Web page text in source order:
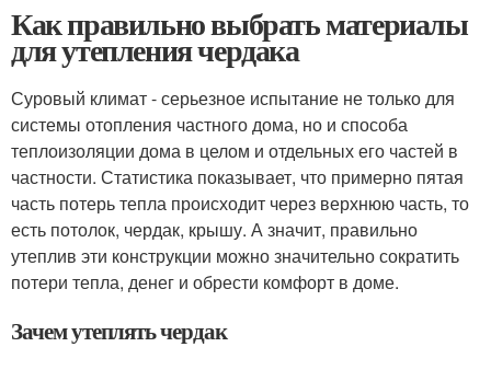
Как правильно выбрать материалы
для утепления чердака
Суровый климат - серьезное испытание не только для
системы отопления частного дома, но и способа
теплоизоляции дома в целом и отдельных его частей в
частности. Статистика показывает, что примерно пятая
часть потерь тепла происходит через верхнюю часть, то
есть потолок, чердак, крышу. А значит, правильно
утеплив эти конструкции можно значительно сократить
потери тепла, денег и обрести комфорт в доме.
Зачем утеплять чердак